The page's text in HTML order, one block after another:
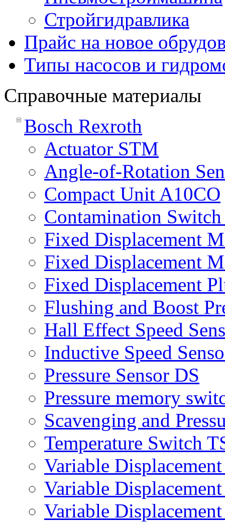
Стройгидравлика
Прайс на новое
Типы насосов и
Справочные материалы
Bosсh Rexroth
Actuator STM
Angle-of-Rotation
Compact Unit A10CO
Contamination
Fixed Displacement
Fixed Displacement
Fixed Displacement
Flushing and Boost
Hall Effect Speed
Inductive Speed
Pressure Sensor DS
Pressure memory
Scavenging and
Temperature Switch
Variable
Variable
Variable